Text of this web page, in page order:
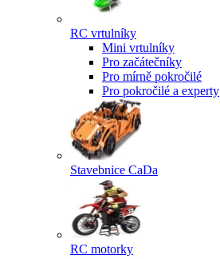
RC vrtulníky
Mini vrtulníky
Pro začátečníky
Pro mírně pokročilé
Pro pokročilé a experty
Stavebnice CaDa
RC motorky